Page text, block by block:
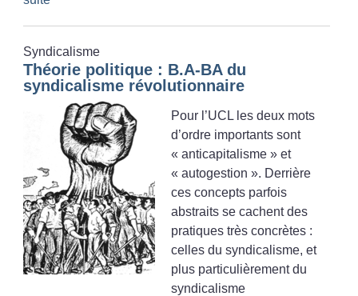
Syndicalisme
Théorie politique : B.A-BA du
syndicalisme révolutionnaire
Pour l’UCL les deux mots
d’ordre importants sont
« anticapitalisme » et
« autogestion ». Derrière
ces concepts parfois
abstraits se cachent des
pratiques très concrètes :
celles du syndicalisme, et
plus particulièrement du
syndicalisme